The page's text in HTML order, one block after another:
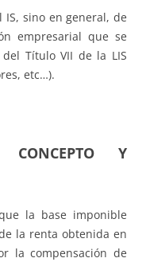
sino en general, de
empresarial que se
Título VII de la LIS
etc…).
Y
la base imponible
la renta obtenida en
la compensación de